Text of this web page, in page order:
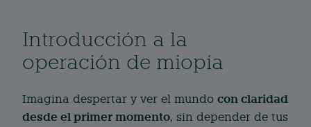
Introducción a la
operación de miopía
Imagina despertar y ver el mundo con claridad
desde el primer momento, sin depender de tus